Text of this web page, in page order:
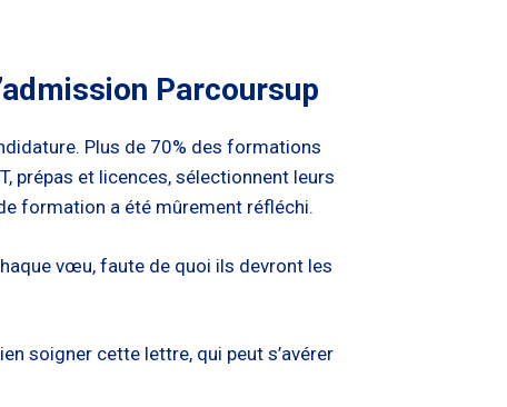
Parcoursup
Plus de 70% des formations
prépas et licences, sélectionnent leurs
formation a été mûrement réfléchi.
vœu, faute de quoi ils devront les
soigner cette lettre, qui peut s’avérer